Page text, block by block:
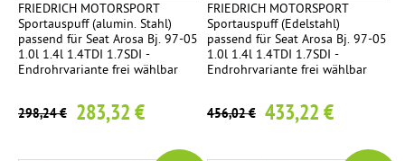
FRIEDRICH MOTORSPORT
Sportauspuff (alumin. Stahl)
passend für Seat Arosa Bj. 97-05
1.0l 1.4l 1.4TDI 1.7SDI -
Endrohrvariante frei wählbar
298,24 € 283,32 €
FRIEDRICH MOTORSPORT
Sportauspuff (Edelstahl)
passend für Seat Arosa Bj. 97-05
1.0l 1.4l 1.4TDI 1.7SDI -
Endrohrvariante frei wählbar
456,02 € 433,22 €